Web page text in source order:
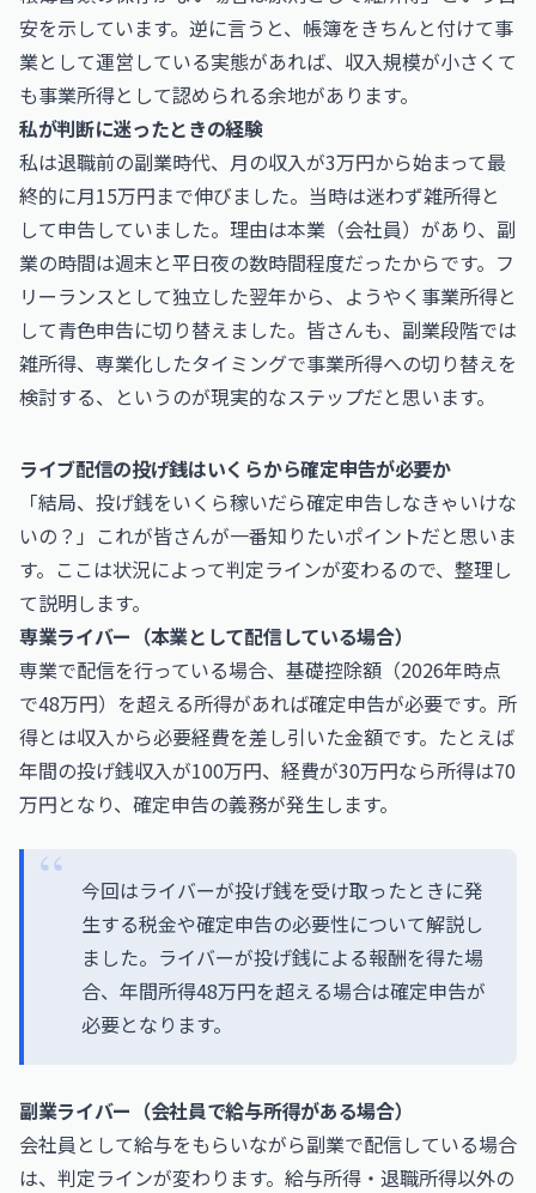
安を示しています。逆に言うと、帳簿をきちんと付けて事
業として運営している実態があれば、収入規模が小さくて
も事業所得として認められる余地があります。
私が判断に迷ったときの経験
私は退職前の副業時代、月の収入が3万円から始まって最
終的に月15万円まで伸びました。当時は迷わず雑所得と
して申告していました。理由は本業（会社員）があり、副
業の時間は週末と平日夜の数時間程度だったからです。フ
リーランスとして独立した翌年から、ようやく事業所得と
して青色申告に切り替えました。皆さんも、副業段階では
雑所得、専業化したタイミングで事業所得への切り替えを
検討する、というのが現実的なステップだと思います。
ライブ配信の投げ銭はいくらから確定申告が必要か
「結局、投げ銭をいくら稼いだら確定申告しなきゃいけな
いの？」これが皆さんが一番知りたいポイントだと思いま
す。ここは状況によって判定ラインが変わるので、整理し
て説明します。
専業ライバー（本業として配信している場合）
専業で配信を行っている場合、基礎控除額（2026年時点
で48万円）を超える所得があれば確定申告が必要です。所
得とは収入から必要経費を差し引いた金額です。たとえば
年間の投げ銭収入が100万円、経費が30万円なら所得は70
万円となり、確定申告の義務が発生します。
今回はライバーが投げ銭を受け取ったときに発
生する税金や確定申告の必要性について解説し
ました。ライバーが投げ銭による報酬を得た場
合、年間所得48万円を超える場合は確定申告が
必要となります。
副業ライバー（会社員で給与所得がある場合）
会社員として給与をもらいながら副業で配信している場合
は、判定ラインが変わります。給与所得・退職所得以外の